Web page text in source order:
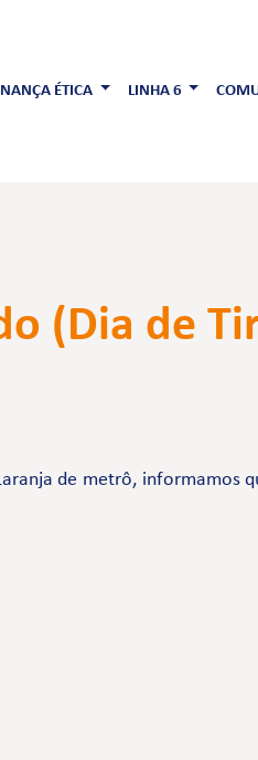
ÉTICA LINHA 6
(Dia de
de metrô,